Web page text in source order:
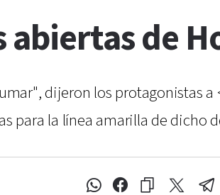
de
dijeron los protagonistas
para la línea amarilla de dicho